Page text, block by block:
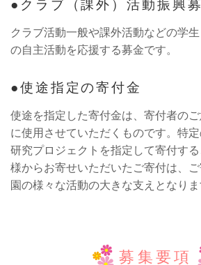
クラブ（課外）活動振興
クラブ活動一般や課外活動などの学
の自主活動を応援する募金です。
使途指定の寄付金
使途を指定した寄付金は、寄付者の
に使用させていただくものです。特
研究プロジェクトを指定して寄付す
様からお寄せいただいたご寄付は、
園の様々な活動の大きな支えとなりま
募集要項